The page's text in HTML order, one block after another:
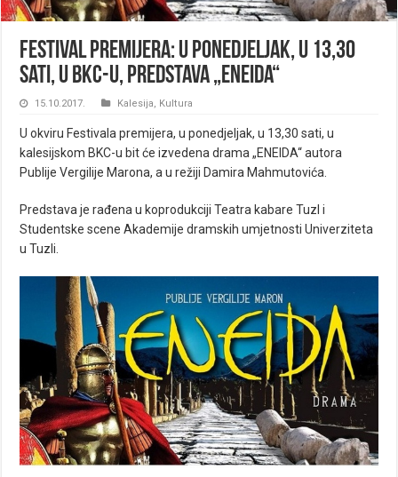
Festival premijera: U ponedjeljak, u 13,30
sati, u BKC-u, predstava „Eneida“
15.10.2017. Kalesija, Kultura
U okviru Festivala premijera, u ponedjeljak, u 13,30 sati, u
kalesijskom BKC-u bit će izvedena drama „ENEIDA“ autora
Publije Vergilije Marona, a u režiji Damira Mahmutovića.
Predstava je rađena u koprodukciji Teatra kabare Tuzl i
Studentske scene Akademije dramskih umjetnosti Univerziteta
u Tuzli.